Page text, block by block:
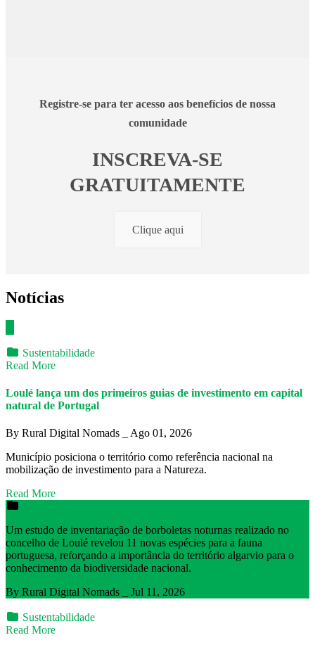
Registre-se para ter acesso aos benefícios de nossa
comunidade
INSCREVA-SE
GRATUITAMENTE
Clique aqui
Notícias
Sustentabilidade
Read More
Loulé lança um dos primeiros guias de investimento em capital
natural de Portugal
By Rural Digital Nomads _ Ago 01, 2026
Município posiciona o território como referência nacional na
mobilização de investimento para a Natureza.
Read More
Um estudo de inventariação de borboletas noturnas realizado no
concelho de Loulé revelou 11 novas espécies para a fauna
portuguesa, reforçando a importância do território algarvio para o
conhecimento da biodiversidade nacional.
By Rural Digital Nomads _ Jul 11, 2026
Sustentabilidade
Read More